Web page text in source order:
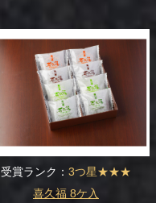
受賞ランク： 3つ星★★★
喜久福 8ケ入